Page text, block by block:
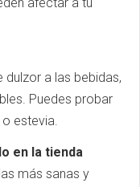
afectar a tu
dulzor a las bebidas,
Puedes probar
estevia.
en la tienda
más sanas y